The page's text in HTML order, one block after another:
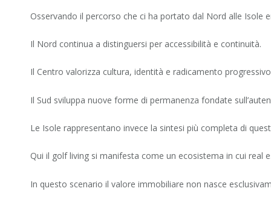
Osservando il percorso che ci ha portato dal Nord alle Isole
Il Nord continua a distinguersi per accessibilità e continuità.
Il Centro valorizza cultura, identità e radicamento
Il Sud sviluppa nuove forme di permanenza fondate
Le Isole rappresentano invece la sintesi più completa di
Qui il golf living si manifesta come un ecosistema in cui real
In questo scenario il valore immobiliare non nasce